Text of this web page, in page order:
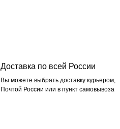
Доставка по всей России
Вы можете выбрать доставку курьером,
Почтой России или в пункт самовывоза